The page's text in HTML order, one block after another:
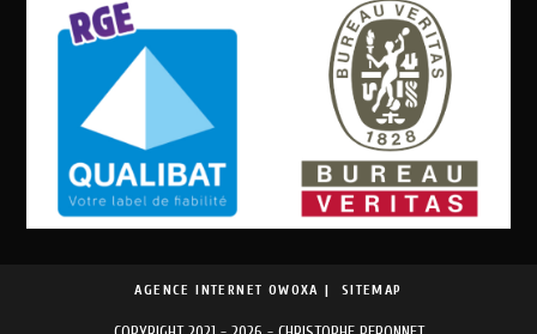
AGENCE INTERNET OWOXA SITEMAP